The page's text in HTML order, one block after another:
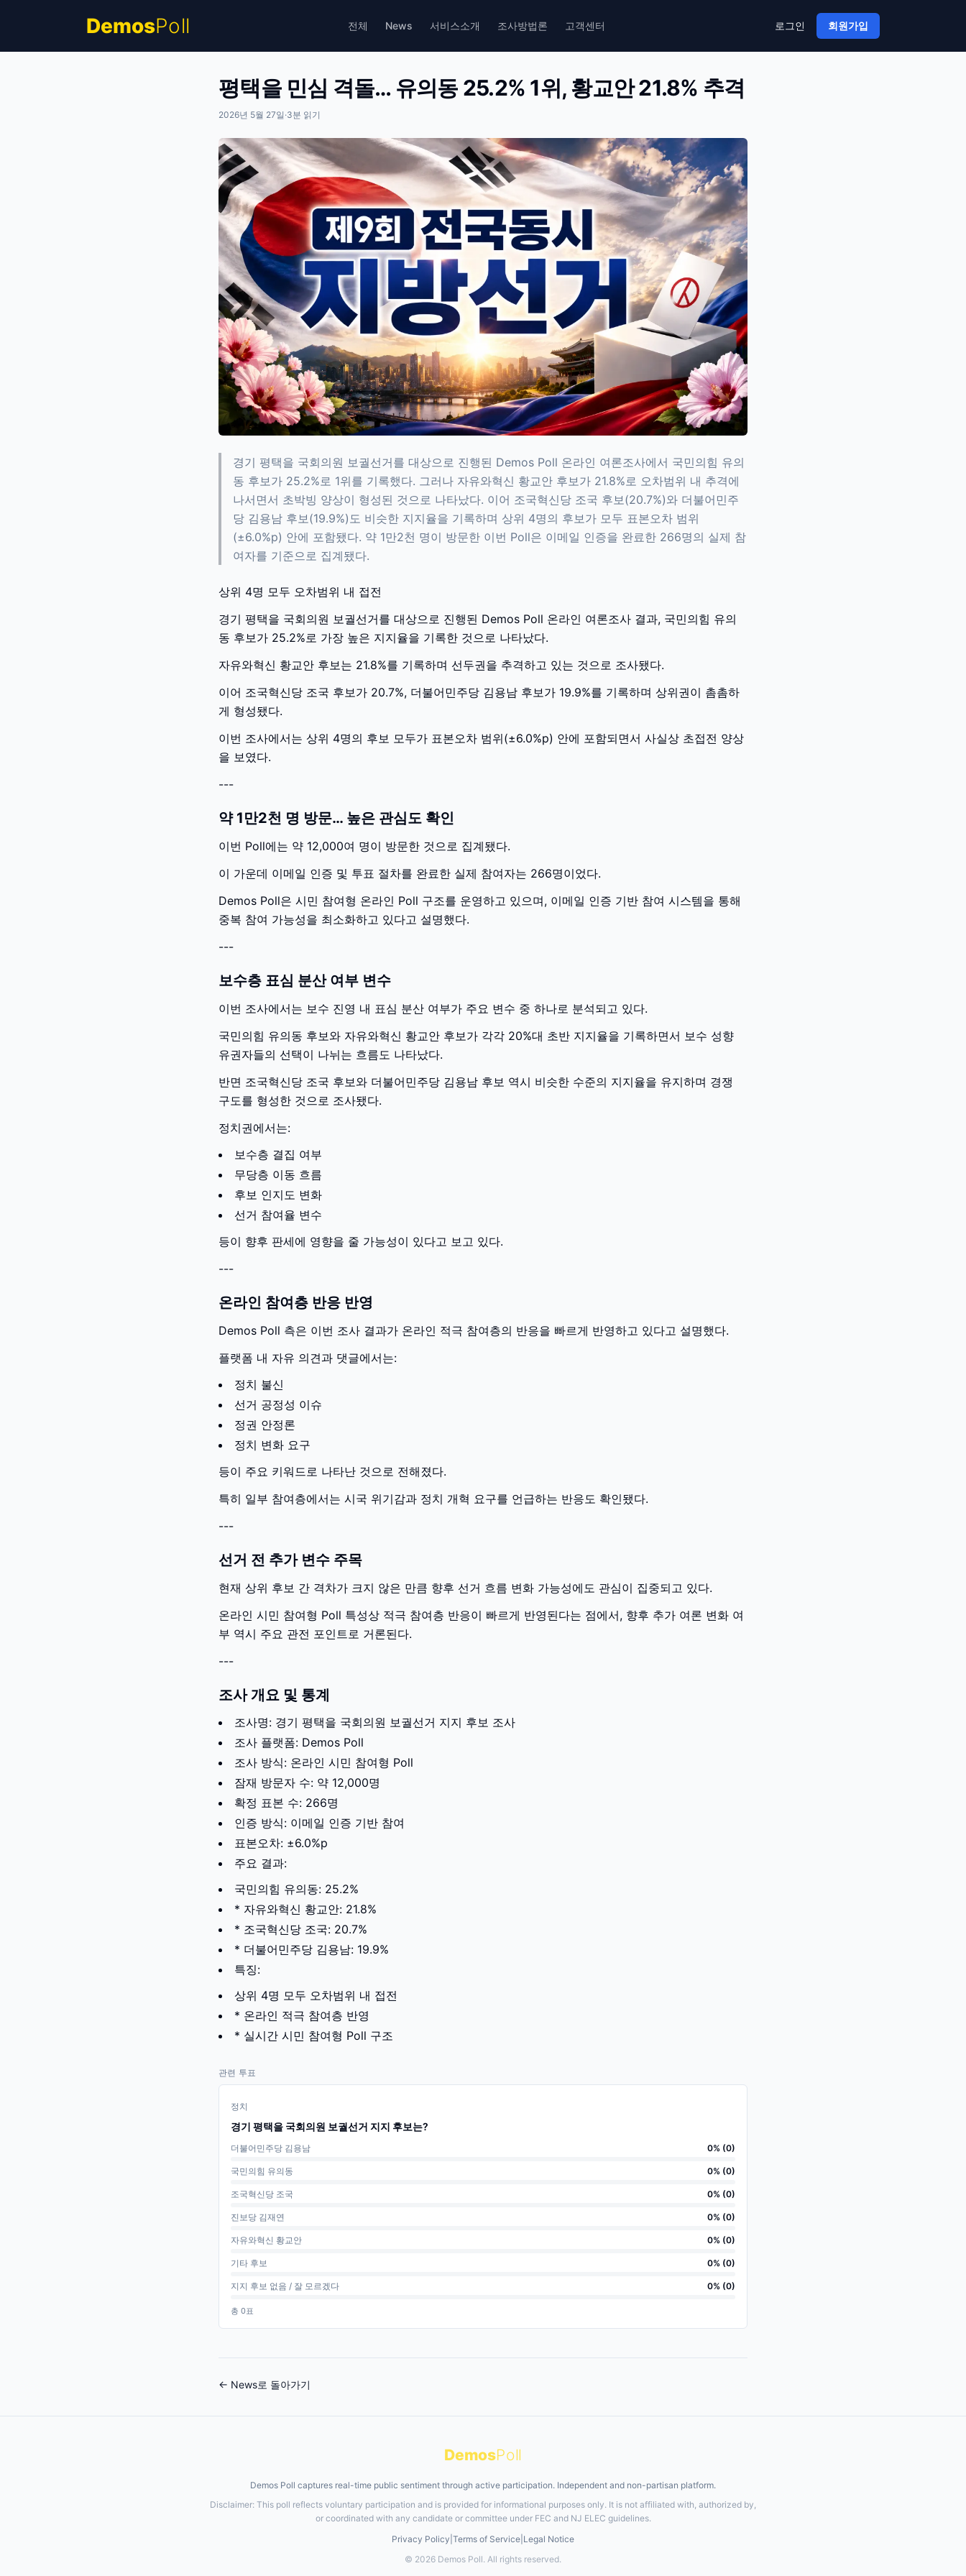
DemosPoll 전체 News 서비스소개 조사방법론 고객센터 로그인 회원가입
평택을 민심 격돌… 유의동 25.2% 1위, 황교안 21.8% 추격
2026년 5월 27일 ·3분 읽기
경기 평택을 국회의원 보궐선거를 대상으로 진행된 Demos Poll 온라인 여론조사에서 국민의힘 유의
동 후보가 25.2%로 1위를 기록했다. 그러나 자유와혁신 황교안 후보가 21.8%로 오차범위 내 추격에
나서면서 초박빙 양상이 형성된 것으로 나타났다. 이어 조국혁신당 조국 후보(20.7%)와 더불어민주
당 김용남 후보(19.9%)도 비슷한 지지율을 기록하며 상위 4명의 후보가 모두 표본오차 범위
(±6.0%p) 안에 포함됐다. 약 1만2천 명이 방문한 이번 Poll은 이메일 인증을 완료한 266명의 실제 참
여자를 기준으로 집계됐다.
상위 4명 모두 오차범위 내 접전
경기 평택을 국회의원 보궐선거를 대상으로 진행된 Demos Poll 온라인 여론조사 결과, 국민의힘 유의
동 후보가 25.2%로 가장 높은 지지율을 기록한 것으로 나타났다.
자유와혁신 황교안 후보는 21.8%를 기록하며 선두권을 추격하고 있는 것으로 조사됐다.
이어 조국혁신당 조국 후보가 20.7%, 더불어민주당 김용남 후보가 19.9%를 기록하며 상위권이 촘촘하
게 형성됐다.
이번 조사에서는 상위 4명의 후보 모두가 표본오차 범위(±6.0%p) 안에 포함되면서 사실상 초접전 양상
을 보였다.
---
약 1만2천 명 방문… 높은 관심도 확인
이번 Poll에는 약 12,000여 명이 방문한 것으로 집계됐다.
이 가운데 이메일 인증 및 투표 절차를 완료한 실제 참여자는 266명이었다.
Demos Poll은 시민 참여형 온라인 Poll 구조를 운영하고 있으며, 이메일 인증 기반 참여 시스템을 통해
중복 참여 가능성을 최소화하고 있다고 설명했다.
---
보수층 표심 분산 여부 변수
이번 조사에서는 보수 진영 내 표심 분산 여부가 주요 변수 중 하나로 분석되고 있다.
국민의힘 유의동 후보와 자유와혁신 황교안 후보가 각각 20%대 초반 지지율을 기록하면서 보수 성향
유권자들의 선택이 나뉘는 흐름도 나타났다.
반면 조국혁신당 조국 후보와 더불어민주당 김용남 후보 역시 비슷한 수준의 지지율을 유지하며 경쟁
구도를 형성한 것으로 조사됐다.
정치권에서는:
보수층 결집 여부
무당층 이동 흐름
후보 인지도 변화
선거 참여율 변수
등이 향후 판세에 영향을 줄 가능성이 있다고 보고 있다.
---
온라인 참여층 반응 반영
Demos Poll 측은 이번 조사 결과가 온라인 적극 참여층의 반응을 빠르게 반영하고 있다고 설명했다.
플랫폼 내 자유 의견과 댓글에서는:
정치 불신
선거 공정성 이슈
정권 안정론
정치 변화 요구
등이 주요 키워드로 나타난 것으로 전해졌다.
특히 일부 참여층에서는 시국 위기감과 정치 개혁 요구를 언급하는 반응도 확인됐다.
---
선거 전 추가 변수 주목
현재 상위 후보 간 격차가 크지 않은 만큼 향후 선거 흐름 변화 가능성에도 관심이 집중되고 있다.
온라인 시민 참여형 Poll 특성상 적극 참여층 반응이 빠르게 반영된다는 점에서, 향후 추가 여론 변화 여
부 역시 주요 관전 포인트로 거론된다.
---
조사 개요 및 통계
조사명: 경기 평택을 국회의원 보궐선거 지지 후보 조사
조사 플랫폼: Demos Poll
조사 방식: 온라인 시민 참여형 Poll
잠재 방문자 수: 약 12,000명
확정 표본 수: 266명
인증 방식: 이메일 인증 기반 참여
표본오차: ±6.0%p
주요 결과:
국민의힘 유의동: 25.2%
* 자유와혁신 황교안: 21.8%
* 조국혁신당 조국: 20.7%
* 더불어민주당 김용남: 19.9%
특징:
상위 4명 모두 오차범위 내 접전
* 온라인 적극 참여층 반영
* 실시간 시민 참여형 Poll 구조
관련 투표
정치
경기 평택을 국회의원 보궐선거 지지 후보는?
더불어민주당 김용남 0% (0)
국민의힘 유의동 0% (0)
조국혁신당 조국 0% (0)
진보당 김재연 0% (0)
자유와혁신 황교안 0% (0)
기타 후보 0% (0)
지지 후보 없음 / 잘 모르겠다 0% (0)
총 0표
← News로 돌아가기
DemosPoll
Demos Poll captures real-time public sentiment through active participation. Independent and non-partisan platform.
Disclaimer: This poll reflects voluntary participation and is provided for informational purposes only. It is not affiliated with, authorized by,
or coordinated with any candidate or committee under FEC and NJ ELEC guidelines.
Privacy Policy Terms of Service Legal Notice
© 2026 Demos Poll. All rights reserved.